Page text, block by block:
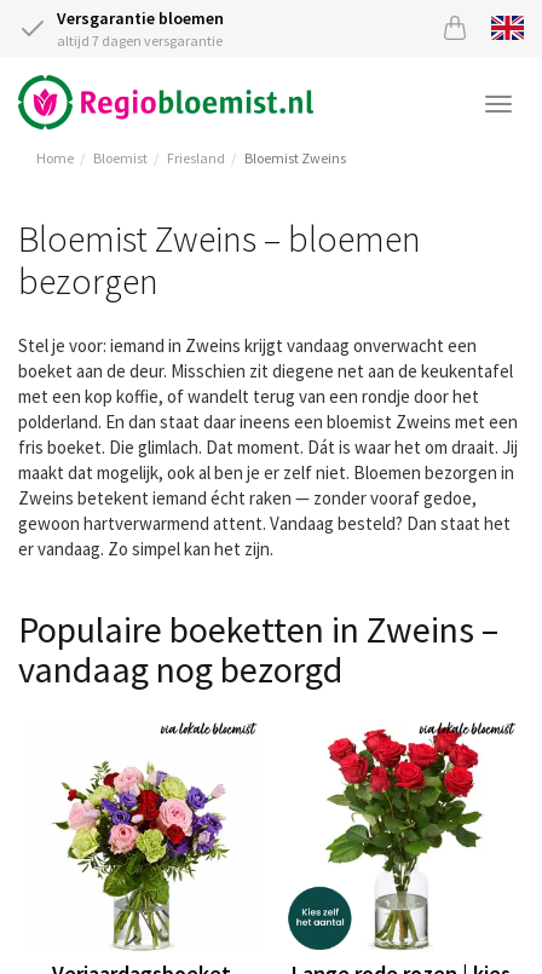
Versgarantie bloemen
altijd 7 dagen versgarantie
Home Bloemist Friesland Bloemist Zweins
Bloemist Zweins – bloemen
bezorgen
Stel je voor: iemand in Zweins krijgt vandaag onverwacht een
boeket aan de deur. Misschien zit diegene net aan de keukentafel
met een kop koffie, of wandelt terug van een rondje door het
polderland. En dan staat daar ineens een bloemist Zweins met een
fris boeket. Die glimlach. Dat moment. Dát is waar het om draait. Jij
maakt dat mogelijk, ook al ben je er zelf niet. Bloemen bezorgen in
Zweins betekent iemand écht raken — zonder vooraf gedoe,
gewoon hartverwarmend attent. Vandaag besteld? Dan staat het
er vandaag. Zo simpel kan het zijn.
Populaire boeketten in Zweins –
vandaag nog bezorgd